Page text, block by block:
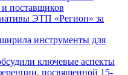
и поставщиков
ЭТП «Регион» за
инструменты для
ключевые аспекты
посвященной 15-